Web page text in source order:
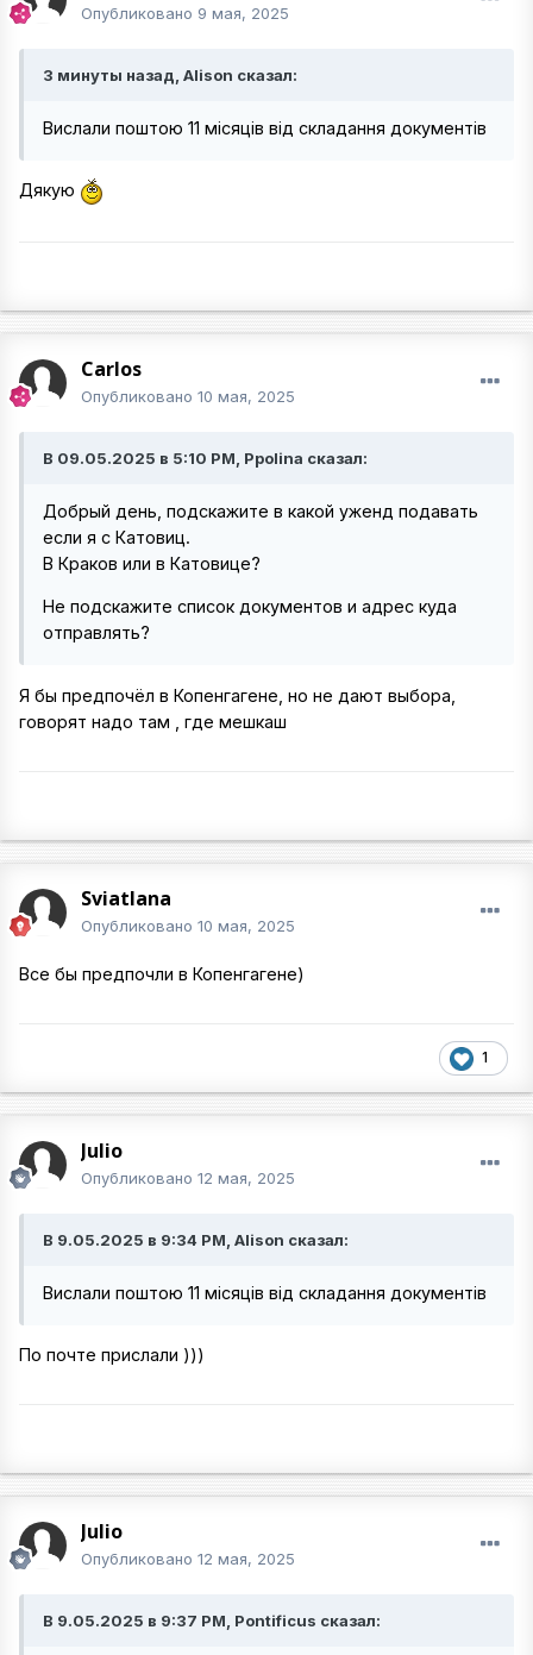
Опубликовано 9 мая, 2025
3 минуты назад, Alison сказал:
Вислали поштою 11 місяців від складання документів
Дякую
Carlos
Опубликовано 10 мая, 2025
В 09.05.2025 в 5:10 PM, Ppolina сказал:
Добрый день, подскажите в какой уженд подавать
если я с Катовиц.
В Краков или в Катовице?
Не подскажите список документов и адрес куда
отправлять?
Я бы предпочёл в Копенгагене, но не дают выбора,
говорят надо там , где мешкаш
Sviatlana
Опубликовано 10 мая, 2025
Все бы предпочли в Копенгагене)
1
Julio
Опубликовано 12 мая, 2025
В 9.05.2025 в 9:34 PM, Alison сказал:
Вислали поштою 11 місяців від складання документів
По почте прислали )))
Julio
Опубликовано 12 мая, 2025
В 9.05.2025 в 9:37 PM, Pontificus сказал: